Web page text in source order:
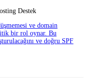
Destek
ve domain
bir rol oynar. Bu
ve doğru SPF